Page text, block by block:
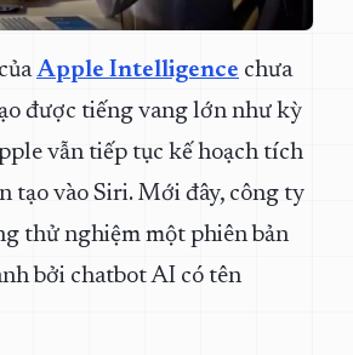
Apple Intelligence chưa
được tiếng vang lớn như kỳ
vẫn tiếp tục kế hoạch tích
tạo vào Siri. Mới đây, công ty
thử nghiệm một phiên bản
bởi chatbot AI có tên